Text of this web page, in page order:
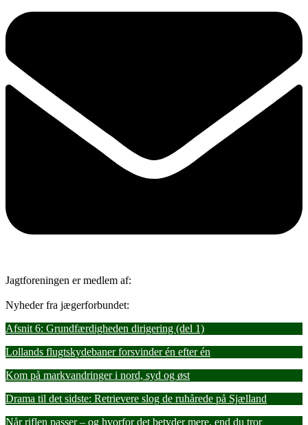
Jagtforeningen er medlem af:
Nyheder fra jægerforbundet:
Afsnit 6: Grundfærdigheden dirigering (del 1)
Lollands flugtskydebaner forsvinder én efter én
Kom på markvandringer i nord, syd og øst
Drama til det sidste: Retrievere slog de ruhårede på Sjælland
Når riflen passer – og hvorfor det betyder mere, end du tror